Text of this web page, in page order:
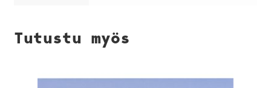
Tutustu myös